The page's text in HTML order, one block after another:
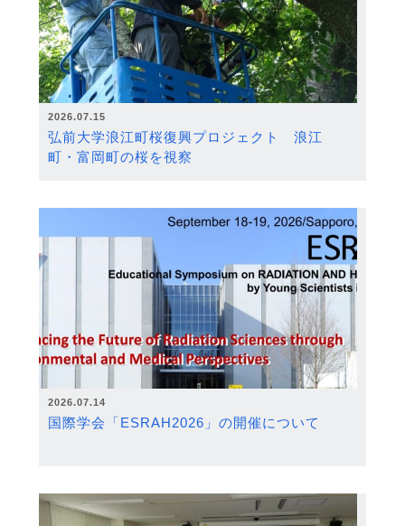
2026.07.15
弘前大学浪江町桜復興プロジェクト 浪江
町・富岡町の桜を視察
2026.07.14
国際学会「ESRAH2026」の開催について